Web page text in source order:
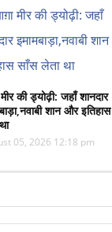
की ड्योढ़ी: जहाँ शानदार
शान और
05, 2026 12:18 pm